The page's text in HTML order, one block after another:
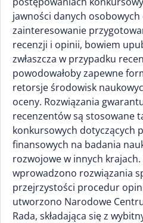
jawności danych osobowych
zainteresowanie
recenzji i opinii, bowiem
zwłaszcza w przypadku
powodowałoby zapewne
retorsje środowisk
oceny. Rozwiązania
recenzentów są stosowane
konkursowych dotyczących
finansowych na badania
rozwojowe w innych
wprowadzono rozwiązania
przejrzystości procedur
utworzono Narodowe
Rada, składająca się z